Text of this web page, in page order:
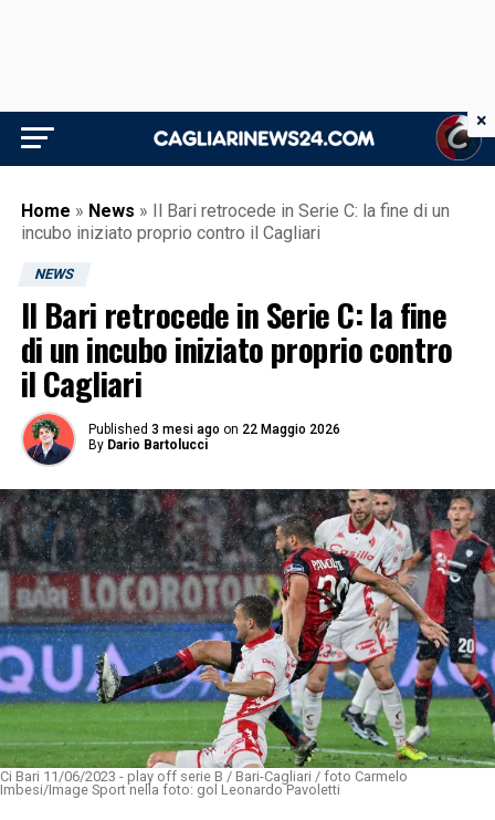
Home » News » Il Bari retrocede in Serie C: la fine di un
incubo iniziato proprio contro il Cagliari
NEWS
Il Bari retrocede in Serie C: la fine
di un incubo iniziato proprio contro
il Cagliari
Published 3 mesi ago on 22 Maggio 2026
By Dario Bartolucci
Ci Bari 11/06/2023 - play off serie B / Bari-Cagliari / foto Carmelo
Imbesi/Image Sport nella foto: gol Leonardo Pavoletti
×